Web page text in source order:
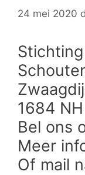
24 mei 2020
1684 NH
Bel ons
Meer
Of mail